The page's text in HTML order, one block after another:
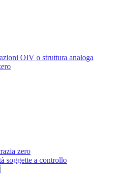
OIV o struttura analoga
zero
soggette a controllo